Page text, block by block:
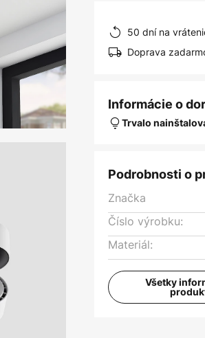
50 dní na
Doprava
Informácie o
Trvalo
Podrobnosti o
Značka
Číslo výrobku:
Materiál:
Všetky